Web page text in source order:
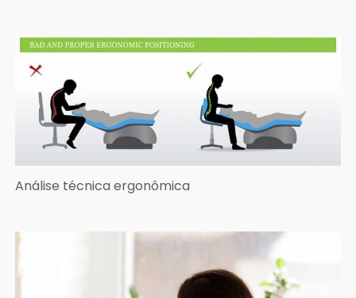
Análise técnica ergonômica